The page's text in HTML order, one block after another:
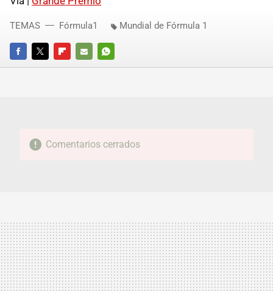
FACEBOOKTWITTERFLIPBOARD
E-
WHATSAPP
TEMAS Fórmula1 Mundial de Fórmula 1
Comentarios cerrados